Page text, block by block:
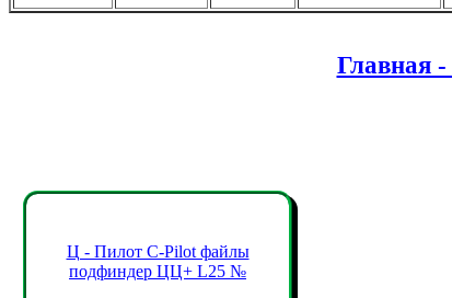
Главная -
Ц - Пилот C-Pilot файлы
подфиндер ЦЦ+ L25 №